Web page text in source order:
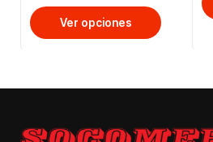
Ver opciones